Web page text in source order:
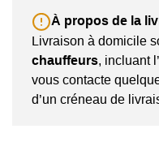
Nombre
colis
1 Colis
À propos de la
Livraison à domicile
chauffeurs, incluant
vous contacte
d’un créneau de